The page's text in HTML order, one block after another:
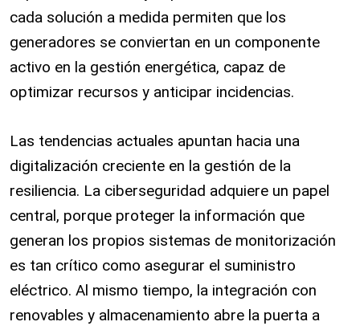
cada solución a medida permiten que los
generadores se conviertan en un componente
activo en la gestión energética, capaz de
optimizar recursos y anticipar incidencias.
Las tendencias actuales apuntan hacia una
digitalización creciente en la gestión de la
resiliencia. La ciberseguridad adquiere un papel
central, porque proteger la información que
generan los propios sistemas de monitorización
es tan crítico como asegurar el suministro
eléctrico. Al mismo tiempo, la integración con
renovables y almacenamiento abre la puerta a